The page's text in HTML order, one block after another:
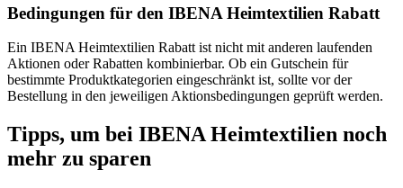
Bedingungen für den IBENA Heimtextilien Rabatt
Ein IBENA Heimtextilien Rabatt ist nicht mit anderen laufenden
Aktionen oder Rabatten kombinierbar. Ob ein Gutschein für
bestimmte Produktkategorien eingeschränkt ist, sollte vor der
Bestellung in den jeweiligen Aktionsbedingungen geprüft werden.
Tipps, um bei IBENA Heimtextilien noch
mehr zu sparen